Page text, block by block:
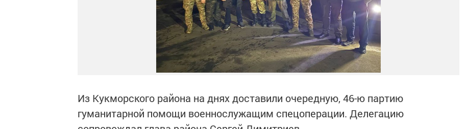
Из Кукморского района на днях доставили очередную, 46-ю партию
гуманитарной помощи военнослужащим спецоперации. Делегацию